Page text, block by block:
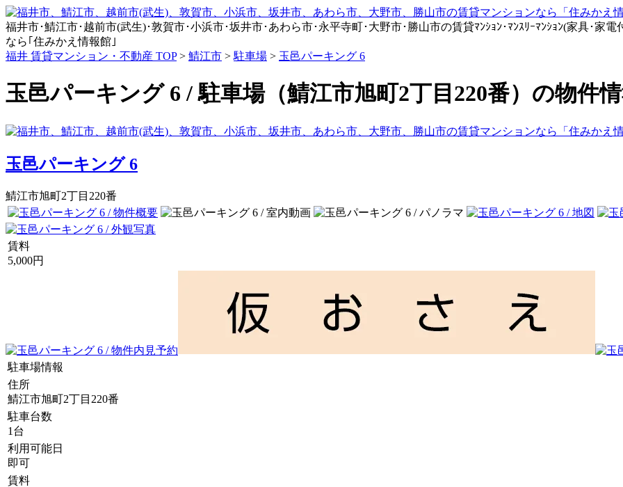
福井市･鯖江市･越前市(武生)･敦賀市･小浜市･坂井市･あわら市･永平寺町･大野市･勝山市の賃貸ﾏﾝｼｮﾝ･ﾏﾝｽﾘｰﾏﾝｼｮﾝ(家具･家
なら｢住みかえ情報館｣
福井 賃貸マンション・不動産 TOP> 鯖江市 > 駐車場 > 玉邑パーキング 6
玉邑パーキング 6 / 駐車場（鯖江市旭町2丁目220番）の物件情
玉邑パーキング 6
鯖江市旭町2丁目220番
賃料
5,000円
駐車場情報
住所
鯖江市旭町2丁目220番
駐車台数
1台
利用可能日
即可
賃料